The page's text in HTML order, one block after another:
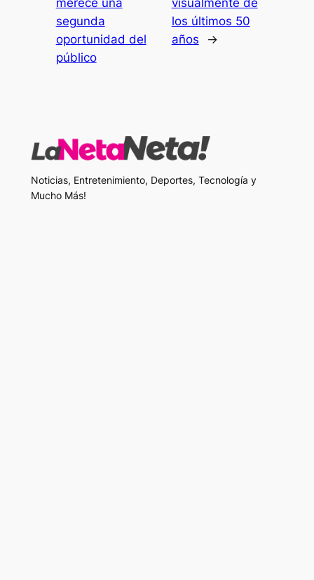
segunda
oportunidad del
público
los últimos 50
años
→
Noticias, Entretenimiento, Deportes, Tecnología y
Mucho Más!